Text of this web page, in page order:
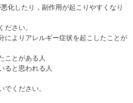
化したり，副作用が起こりやすくなり
さい。
によりアレルギー症状を起こしたことが
ことがある人
ると思われる人
ください。